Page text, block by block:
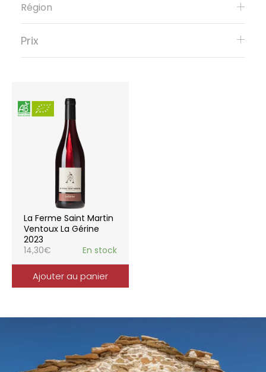
La Ferme Saint Martin
Ventoux La Gérine
2023
14,30€ En stock
Ajouter au panier
Région
Prix